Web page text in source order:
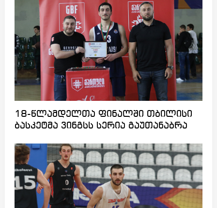
18-წლამდელთა ფინალში თბილისი
ბასკეტმა ვინგსს სერია გაუთანაბრა